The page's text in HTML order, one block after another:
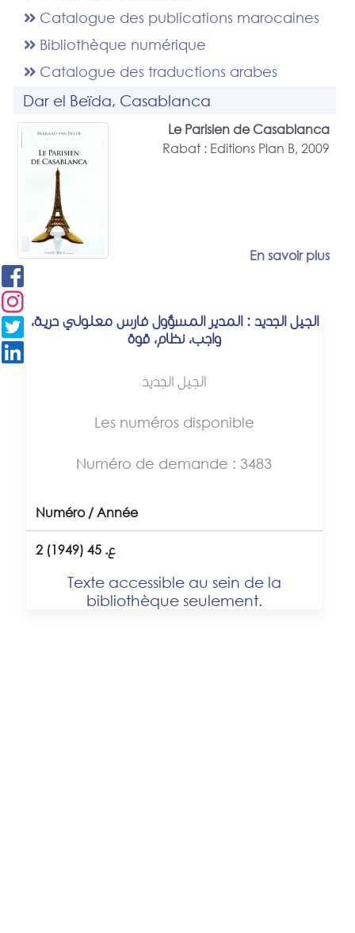
Catalogue des publications marocaines
Bibliothèque numérique
Catalogue des traductions arabes
Dar el Beïda, Casablanca
Le Parisien de Casablanca
Rabat : Editions Plan B, 2009
En savoir plus
الجيل الجديد : المدير المسؤول فارس معلولي حرية،
واجب، نظام، قوة
الجيل الجديد
Les numéros disponible
Numéro de demande : 3483
Numéro / Année
2 ع. 45 (1949)
Texte accessible au sein de la
bibliothèque seulement.